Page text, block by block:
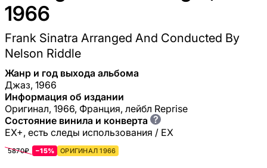
1966
Frank Sinatra Arranged And Conducted By
Nelson Riddle
Жанр и год выхода альбома
Джаз, 1966
Информация об издании
Оригинал, 1966, Франция, лейбл Reprise
Состояние винила и конверта ?
EX+, есть следы использования / EX
5870₽ −15% ОРИГИНАЛ 1966